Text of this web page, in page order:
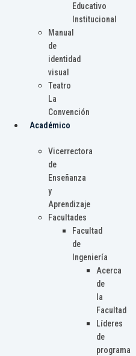
Educativo
Institucional
Manual
de
identidad
visual
Teatro
La
Convención
Académico
Vicerrectora
de
Enseñanza
y
Aprendizaje
Facultades
Facultad
de
Ingeniería
Acerca
de
la
Facultad
Líderes
de
programa